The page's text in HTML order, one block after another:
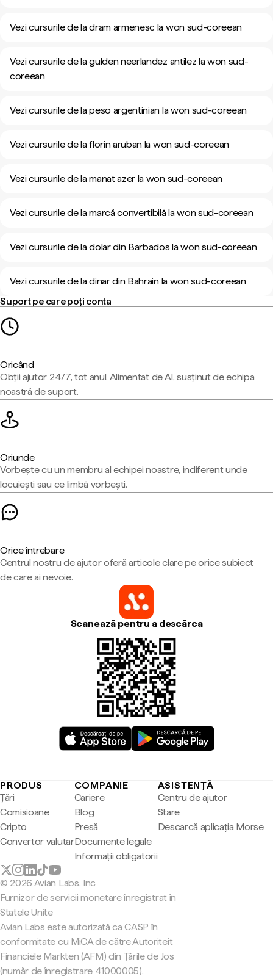
Vezi cursurile de la dram armenesc la won sud-coreean
Vezi cursurile de la gulden neerlandez antilez la won sud-
coreean
Vezi cursurile de la peso argentinian la won sud-coreean
Vezi cursurile de la florin aruban la won sud-coreean
Vezi cursurile de la manat azer la won sud-coreean
Vezi cursurile de la marcă convertibilă la won sud-coreean
Vezi cursurile de la dolar din Barbados la won sud-coreean
Vezi cursurile de la dinar din Bahrain la won sud-coreean
Suport pe care poți conta
Oricând
Obții ajutor 24/7, tot anul. Alimentat de AI, susținut de echipa
noastră de suport.
Oriunde
Vorbește cu un membru al echipei noastre, indiferent unde
locuiești sau ce limbă vorbești.
Orice întrebare
Centrul nostru de ajutor oferă articole clare pe orice subiect
de care ai nevoie.
Scanează pentru a descărca
PRODUS
Țări
Comisioane
Cripto
Convertor valutar
COMPANIE
Cariere
Blog
Presă
Documente legale
Informații obligatorii
ASISTENȚĂ
Centru de ajutor
Stare
Descarcă aplicația Morse
© 2026 Avian Labs, Inc
Furnizor de servicii monetare înregistrat în
Statele Unite
Avian Labs este autorizată ca CASP în
conformitate cu MiCA de către Autoriteit
Financiële Markten (AFM) din Țările de Jos
(număr de înregistrare 41000005).